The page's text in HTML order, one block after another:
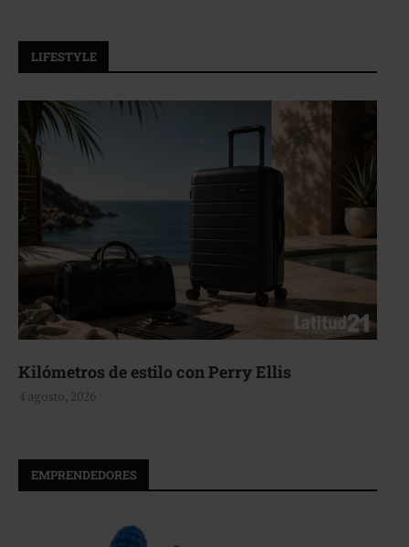
LIFESTYLE
Kilómetros de estilo con Perry Ellis
4 agosto, 2026
EMPRENDEDORES